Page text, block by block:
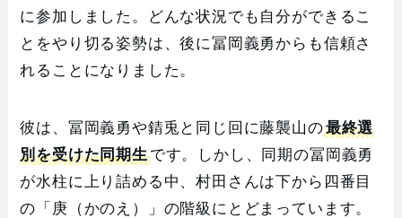
に参加しました。どんな状況でも自分ができるこ
とをやり切る姿勢は、後に冨岡義勇からも信頼さ
れることになりました。
彼は、冨岡義勇や錆兎と同じ回に藤襲山の最終選
別を受けた同期生です。しかし、同期の冨岡義勇
が水柱に上り詰める中、村田さんは下から四番目
の「庚（かのえ）」の階級にとどまっています。